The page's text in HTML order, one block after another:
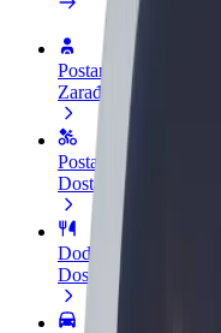
Postani vozač
Zarađuj po vlastitim
Postani dostavljač
Dostavljaj hranu i
Dodaj restoran ili
Dosegni više kupaca